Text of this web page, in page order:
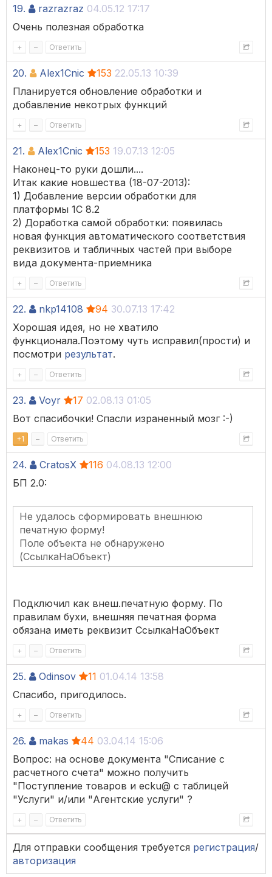
19. razrazraz 04.05.12 17:17
Очень полезная обработка
+ – Ответить
20. Alex1Cnic 153 22.05.13 10:39
Планируется обновление обработки и
добавление некотрых функций
+ – Ответить
21. Alex1Cnic 153 19.07.13 12:05
Наконец-то руки дошли....
Итак какие новшества (18-07-2013):
1) Добавление версии обработки для
платформы 1С 8.2
2) Доработка самой обработки: появилась
новая функция автоматического соответствия
реквизитов и табличных частей при выборе
вида документа-приемника
+ – Ответить
22. nkp14108 94 30.07.13 17:42
Хорошая идея, но не хватило
функционала.Поэтому чуть исправил(прости) и
посмотри результат.
+ – Ответить
23. Voyr 17 02.08.13 01:05
Вот спасибочки! Спасли израненный мозг :-)
+1 – Ответить
24. CratosX 116 04.08.13 12:00
БП 2.0:
Не удалось сформировать внешнюю
печатную форму!
Поле объекта не обнаружено
(СсылкаНаОбъект)
Подключил как внеш.печатную форму. По
правилам бухи, внешняя печатная форма
обязана иметь реквизит СсылкаНаОбъект
+ – Ответить
25. Odinsov 11 01.04.14 13:58
Спасибо, пригодилось.
+ – Ответить
26. makas 44 03.04.14 15:06
Вопрос: на основе документа "Списание с
расчетного счета" можно получить
"Поступление товаров и ecku@ с таблицей
"Услуги" и/или "Агентские услуги" ?
+ – Ответить
Для отправки сообщения требуется регистрация/
авторизация